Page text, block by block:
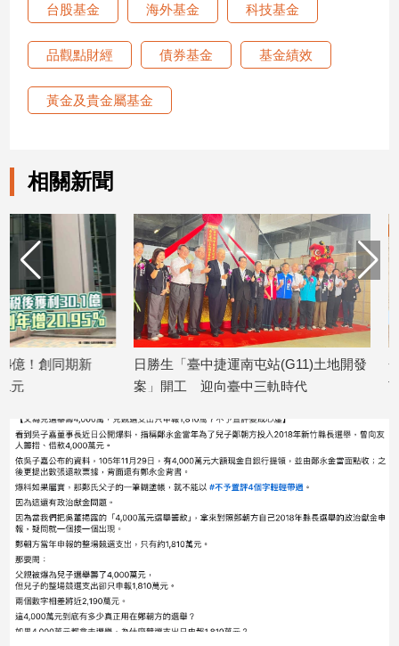
台股基金 海外基金 科技基金
品觀點財經 債券基金 基金績效
黃金及貴金屬基金
相關新聞
日勝生「臺中捷運南屯站(G11)土地開發
案」開工 迎向臺中三軌時代
金研院、集保、投
TISA金融教育 將辦